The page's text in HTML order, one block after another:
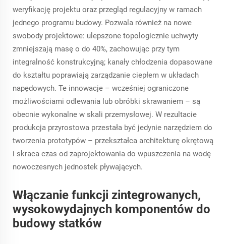
weryfikację projektu oraz przegląd regulacyjny w ramach
jednego programu budowy. Pozwala również na nowe
swobody projektowe: ulepszone topologicznie uchwyty
zmniejszają masę o do 40%, zachowując przy tym
integralność konstrukcyjną; kanały chłodzenia dopasowane
do kształtu poprawiają zarządzanie ciepłem w układach
napędowych. Te innowacje – wcześniej ograniczone
możliwościami odlewania lub obróbki skrawaniem – są
obecnie wykonalne w skali przemysłowej. W rezultacie
produkcja przyrostowa przestała być jedynie narzędziem do
tworzenia prototypów – przekształca architekturę okrętową
i skraca czas od zaprojektowania do wpuszczenia na wodę
nowoczesnych jednostek pływających.
Włączanie funkcji zintegrowanych,
wysokowydajnych komponentów do
budowy statków